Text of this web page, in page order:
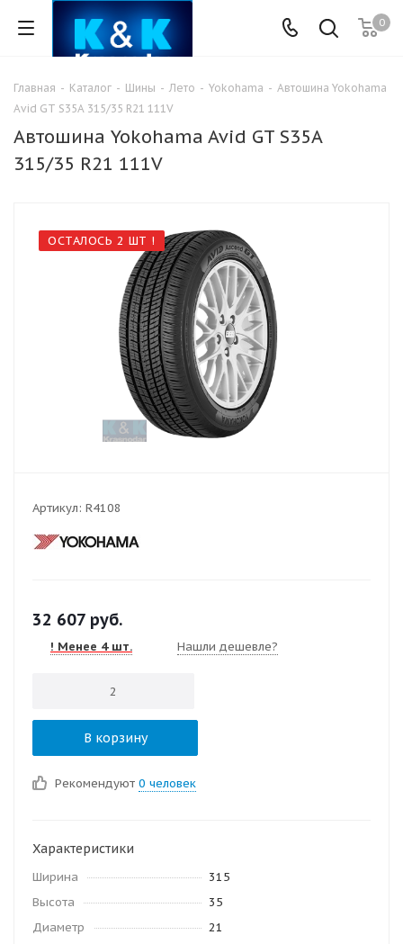
0
Главная - Каталог - Шины - Лето - Yokohama - Автошина Yokohama
Avid GT S35A 315/35 R21 111V
Автошина Yokohama Avid GT S35A
315/35 R21 111V
ОСТАЛОСЬ 2 ШТ !
Артикул: R4108
32 607 руб.
! Менее 4 шт. Нашли дешевле?
В корзину
Рекомендуют 0 человек
Характеристики
Ширина
315
Высота
35
Диаметр
21